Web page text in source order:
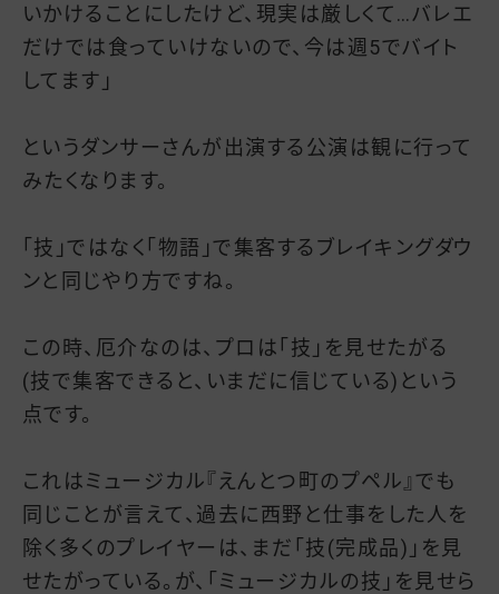
いかけることにしたけど、現実は厳しくて…バレエ
だけでは食っていけないので、今は週5でバイト
してます」
というダンサーさんが出演する公演は観に行って
みたくなります。
「技」ではなく「物語」で集客するブレイキングダウ
ンと同じやり方ですね。
この時、厄介なのは、プロは「技」を見せたがる
(技で集客できると、いまだに信じている)という
点です。
これはミュージカル『えんとつ町のプペル』でも
同じことが言えて、過去に西野と仕事をした人を
除く多くのプレイヤーは、まだ「技(完成品)」を見
せたがっている。が、「ミュージカルの技」を見せら